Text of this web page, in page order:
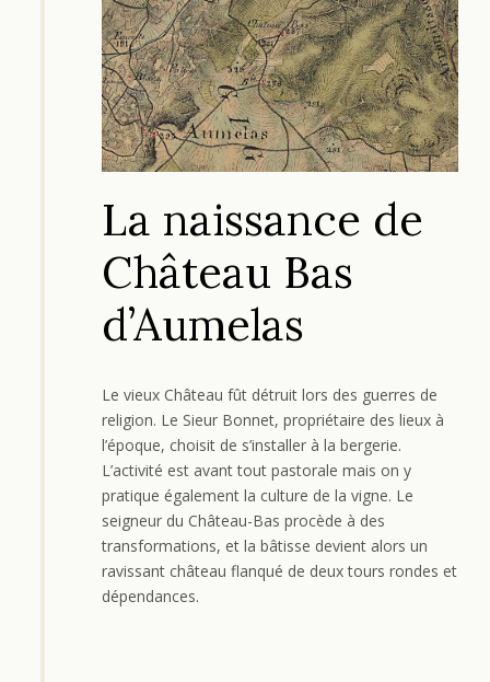
La naissance de
Château Bas
d’Aumelas
Le vieux Château fût détruit lors des guerres de
religion. Le Sieur Bonnet, propriétaire des lieux à
l’époque, choisit de s’installer à la bergerie.
L’activité est avant tout pastorale mais on y
pratique également la culture de la vigne. Le
seigneur du Château-Bas procède à des
transformations, et la bâtisse devient alors un
ravissant château flanqué de deux tours rondes et
dépendances.